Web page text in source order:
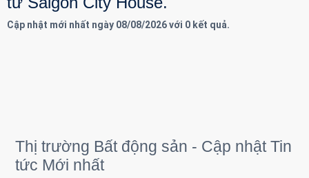
Cập nhật mới nhất ngày 08/08/2026 với 0 kết quả.
Thị trường Bất động sản - Cập nhật Tin
tức Mới nhất